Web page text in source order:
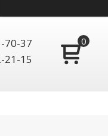
70-37
21-15